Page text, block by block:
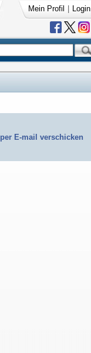
Mein Profil Login
E-mail verschicken